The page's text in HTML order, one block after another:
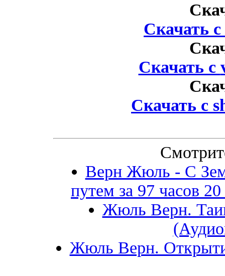
Скачать с
Скачать с
Скачать с
Верн Жюль - С
путем за 97 часов
Жюль Верн.
Жюль Верн.